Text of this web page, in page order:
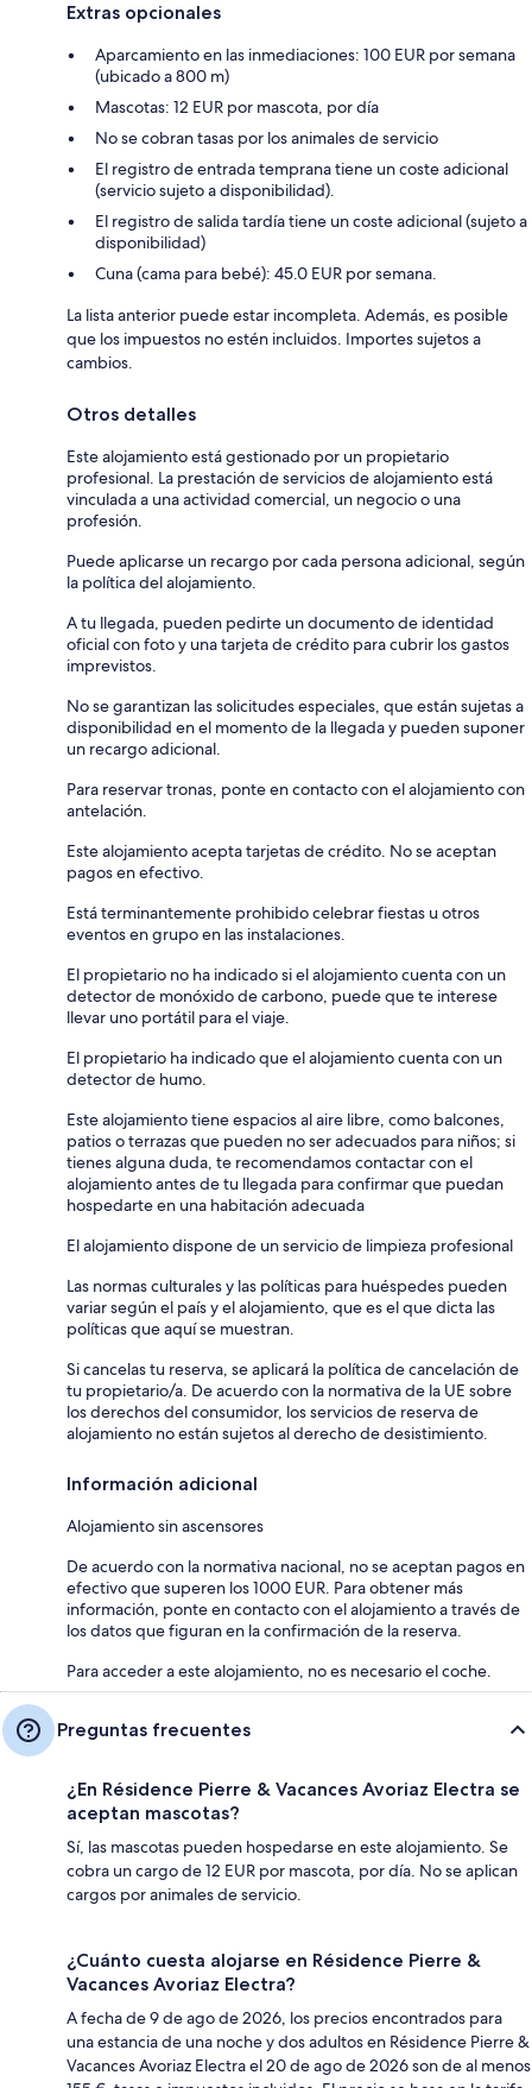
Extras opcionales
Aparcamiento en las inmediaciones: 100 EUR por semana
(ubicado a 800 m)
Mascotas: 12 EUR por mascota, por día
No se cobran tasas por los animales de servicio
El registro de entrada temprana tiene un coste adicional
(servicio sujeto a disponibilidad).
El registro de salida tardía tiene un coste adicional (sujeto a
disponibilidad)
Cuna (cama para bebé): 45.0 EUR por semana.
La lista anterior puede estar incompleta. Además, es posible
que los impuestos no estén incluidos. Importes sujetos a
cambios.
Otros detalles
Este alojamiento está gestionado por un propietario
profesional. La prestación de servicios de alojamiento está
vinculada a una actividad comercial, un negocio o una
profesión.
Puede aplicarse un recargo por cada persona adicional, según
la política del alojamiento.
A tu llegada, pueden pedirte un documento de identidad
oficial con foto y una tarjeta de crédito para cubrir los gastos
imprevistos.
No se garantizan las solicitudes especiales, que están sujetas a
disponibilidad en el momento de la llegada y pueden suponer
un recargo adicional.
Para reservar tronas, ponte en contacto con el alojamiento con
antelación.
Este alojamiento acepta tarjetas de crédito. No se aceptan
pagos en efectivo.
Está terminantemente prohibido celebrar fiestas u otros
eventos en grupo en las instalaciones.
El propietario no ha indicado si el alojamiento cuenta con un
detector de monóxido de carbono, puede que te interese
llevar uno portátil para el viaje.
El propietario ha indicado que el alojamiento cuenta con un
detector de humo.
Este alojamiento tiene espacios al aire libre, como balcones,
patios o terrazas que pueden no ser adecuados para niños; si
tienes alguna duda, te recomendamos contactar con el
alojamiento antes de tu llegada para confirmar que puedan
hospedarte en una habitación adecuada
El alojamiento dispone de un servicio de limpieza profesional
Las normas culturales y las políticas para huéspedes pueden
variar según el país y el alojamiento, que es el que dicta las
políticas que aquí se muestran.
Si cancelas tu reserva, se aplicará la política de cancelación de
tu propietario/a. De acuerdo con la normativa de la UE sobre
los derechos del consumidor, los servicios de reserva de
alojamiento no están sujetos al derecho de desistimiento.
Información adicional
Alojamiento sin ascensores
De acuerdo con la normativa nacional, no se aceptan pagos en
efectivo que superen los 1000 EUR. Para obtener más
información, ponte en contacto con el alojamiento a través de
los datos que figuran en la confirmación de la reserva.
Para acceder a este alojamiento, no es necesario el coche.
Preguntas frecuentes
¿En Résidence Pierre & Vacances Avoriaz Electra se
aceptan mascotas?
Sí, las mascotas pueden hospedarse en este alojamiento. Se
cobra un cargo de 12 EUR por mascota, por día. No se aplican
cargos por animales de servicio.
¿Cuánto cuesta alojarse en Résidence Pierre &
Vacances Avoriaz Electra?
A fecha de 9 de ago de 2026, los precios encontrados para
una estancia de una noche y dos adultos en Résidence Pierre &
Vacances Avoriaz Electra el 20 de ago de 2026 son de al menos